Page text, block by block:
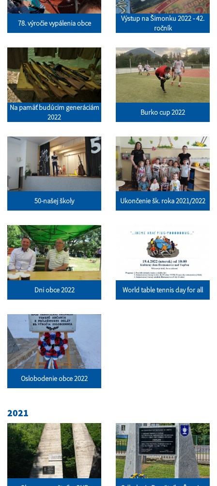
78. výročie vypálenia obce
Výstup na Šimonku 2022 - 42.
ročník
Na pamäť budúcim generáciám
2022
Burko cup 2022
50-našej školy Ukončenie šk. roka 2021/2022
Dni obce 2022 World table tennis day for all
Oslobodenie obce 2022
2021